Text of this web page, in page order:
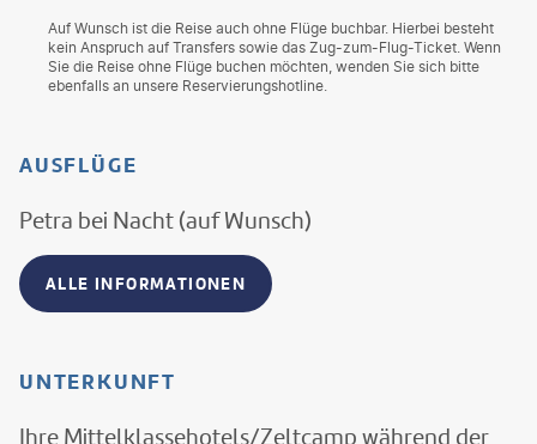
Auf Wunsch ist die Reise auch ohne Flüge buchbar. Hierbei besteht
kein Anspruch auf Transfers sowie das Zug-zum-Flug-Ticket. Wenn
Sie die Reise ohne Flüge buchen möchten, wenden Sie sich bitte
ebenfalls an unsere Reservierungshotline.
AUSFLÜGE
Petra bei Nacht (auf Wunsch)
ALLE INFORMATIONEN
UNTERKUNFT
Ihre Mittelklassehotels/Zeltcamp während der